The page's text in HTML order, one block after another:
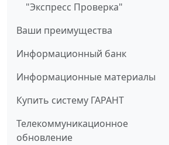
"Экспресс Проверка"
Ваши преимущества
Информационный банк
Информационные материалы
Купить систему ГАРАНТ
Телекоммуникационное
обновление